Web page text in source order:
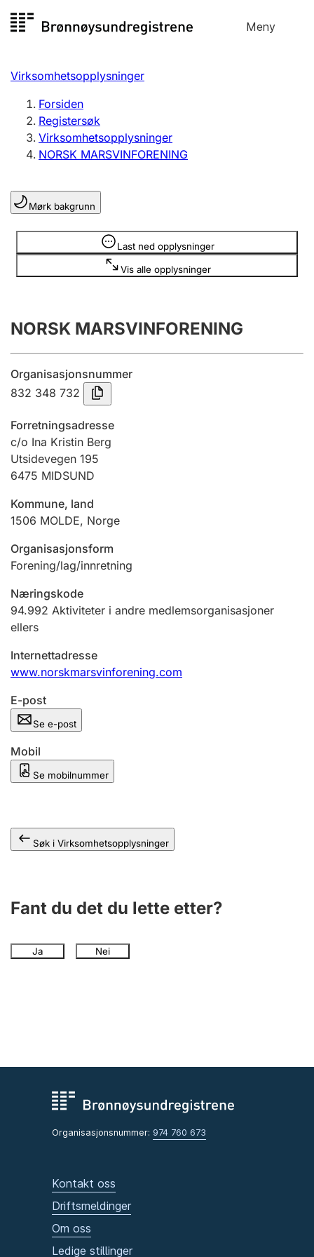
til
Meny
Registersøk
Aksjeselskap
Enkeltpersonforetak
Registrere, endre, slette
Lag og forening
Registrere, endre, slette
Årsregnskap
Innsending og forsinkelsesgebyr
Jeger
Betaling og jegeravgiftskort
Ektepaktveileder
Virksomhetsopplysninger
Forsiden
Registersøk
Virksomhetsopplysninger
NORSK MARSVINFORENING
Mørk bakgrunn
Last ned opplysninger
Vis alle opplysninger
Opplysninger er skjult
NORSK MARSVINFORENING
Organisasjonsnummer
832 348 732
Forretningsadresse
c/o Ina Kristin Berg
Utsidevegen 195
6475 MIDSUND
Kommune, land
1506 MOLDE, Norge
Organisasjonsform
Forening/lag/innretning
Næringskode
94.992 Aktiviteter i andre medlemsorganisasjoner
ellers
Internettadresse
www.norskmarsvinforening.com
E-post
Se e-post
Mobil
Se mobilnummer
Søk i Virksomhetsopplysninger
Fant du det du lette etter?
Ja Nei
Organisasjonsnummer: 974 760 673
Kontakt oss
Driftsmeldinger
Om oss
Ledige stillinger